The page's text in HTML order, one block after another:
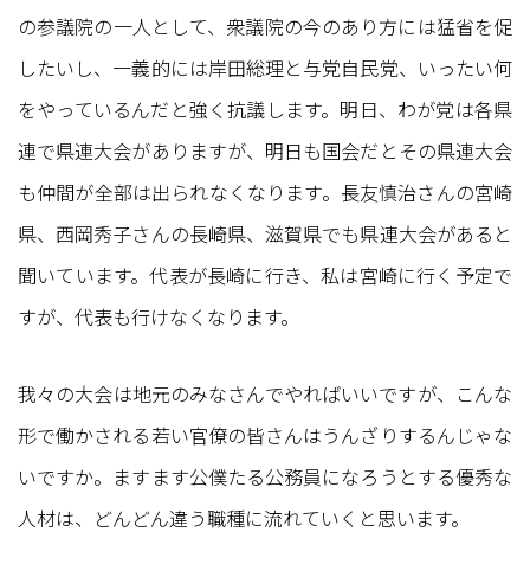
の参議院の一人として、衆議院の今のあり方には猛省を促
したいし、一義的には岸田総理と与党自民党、いったい何
をやっているんだと強く抗議します。明日、わが党は各県
連で県連大会がありますが、明日も国会だとその県連大会
も仲間が全部は出られなくなります。長友慎治さんの宮崎
県、西岡秀子さんの長崎県、滋賀県でも県連大会があると
聞いています。代表が長崎に行き、私は宮崎に行く予定で
すが、代表も行けなくなります。
我々の大会は地元のみなさんでやればいいですが、こんな
形で働かされる若い官僚の皆さんはうんざりするんじゃな
いですか。ますます公僕たる公務員になろうとする優秀な
人材は、どんどん違う職種に流れていくと思います。